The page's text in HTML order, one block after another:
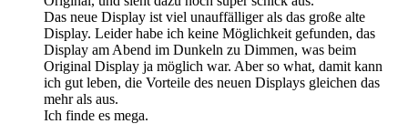
Das neue Display ist viel unauffälliger als das große alte
Display. Leider habe ich keine Möglichkeit gefunden, das
Display am Abend im Dunkeln zu Dimmen, was beim
Original Display ja möglich war. Aber so what, damit kann
ich gut leben, die Vorteile des neuen Displays gleichen das
mehr als aus.
Ich finde es mega.